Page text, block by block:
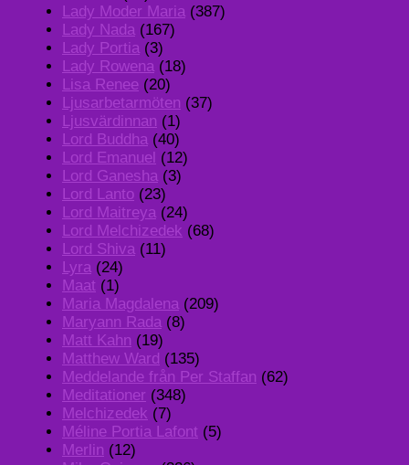
Lady Moder Maria (387)
Lady Nada (167)
Lady Portia (3)
Lady Rowena (18)
Lisa Renee (20)
Ljusarbetarmöten (37)
Ljusvärdinnan (1)
Lord Buddha (40)
Lord Emanuel (12)
Lord Ganesha (3)
Lord Lanto (23)
Lord Maitreya (24)
Lord Melchizedek (68)
Lord Shiva (11)
Lyra (24)
Maat (1)
Maria Magdalena (209)
Maryann Rada (8)
Matt Kahn (19)
Matthew Ward (135)
Meddelande från Per Staffan (62)
Meditationer (348)
Melchizedek (7)
Méline Portia Lafont (5)
Merlin (12)